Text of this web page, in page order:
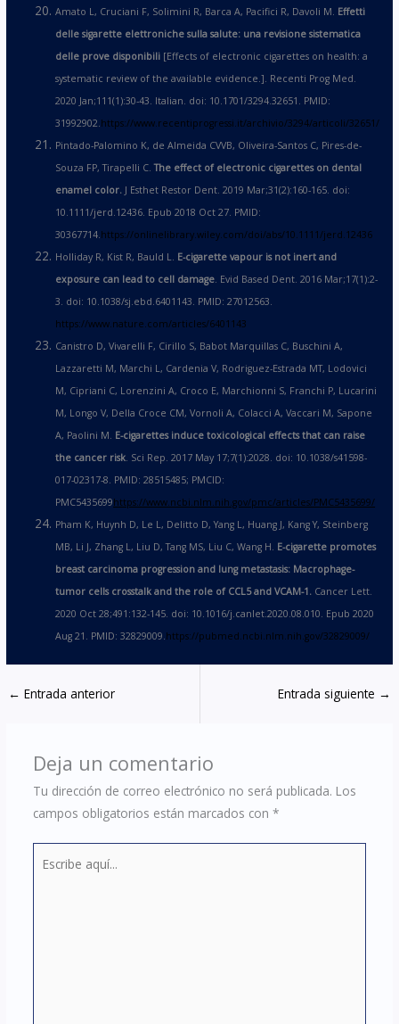
Amato L, Cruciani F, Solimini R, Barca A, Pacifici R, Davoli M. Effetti
delle sigarette elettroniche sulla salute: una revisione sistematica
delle prove disponibili [Effects of electronic cigarettes on health: a
systematic review of the available evidence.]. Recenti Prog Med.
2020 Jan;111(1):30-43. Italian. doi: 10.1701/3294.32651. PMID:
31992902.https://www.recentiprogressi.it/archivio/3294/articoli/32651/
Pintado-Palomino K, de Almeida CVVB, Oliveira-Santos C, Pires-de-
Souza FP, Tirapelli C.The effect of electronic cigarettes on dental
enamel color. J Esthet Restor Dent. 2019 Mar;31(2):160-165. doi:
10.1111/jerd.12436. Epub 2018 Oct 27. PMID:
30367714.https://onlinelibrary.wiley.com/doi/abs/10.1111/jerd.12436
Holliday R, Kist R, Bauld L. E-cigarette vapour is not inert and
exposure can lead to cell damage. Evid Based Dent. 2016 Mar;17(1):2-
3. doi: 10.1038/sj.ebd.6401143. PMID: 27012563.
https://www.nature.com/articles/6401143
Canistro D, Vivarelli F, Cirillo S, Babot Marquillas C, Buschini A,
Lazzaretti M, Marchi L, Cardenia V, Rodriguez-Estrada MT, Lodovici
M, Cipriani C, Lorenzini A, Croco E, Marchionni S, Franchi P, Lucarini
M, Longo V, Della Croce CM, Vornoli A, Colacci A, Vaccari M, Sapone
A, Paolini M. E-cigarettes induce toxicological effects that can raise
the cancer risk. Sci Rep. 2017 May 17;7(1):2028. doi: 10.1038/s41598-
017-02317-8. PMID: 28515485; PMCID:
PMC5435699https://www.ncbi.nlm.nih.gov/pmc/articles/PMC5435699/
Pham K, Huynh D, Le L, Delitto D, Yang L, Huang J, Kang Y, Steinberg
MB, Li J, Zhang L, Liu D, Tang MS, Liu C, Wang H. E-cigarette promotes
breast carcinoma progression and lung metastasis: Macrophage-
tumor cells crosstalk and the role of CCL5 and VCAM-1. Cancer Lett.
2020 Oct 28;491:132-145. doi: 10.1016/j.canlet.2020.08.010. Epub 2020
Aug 21. PMID: 32829009.https://pubmed.ncbi.nlm.nih.gov/32829009/
← Entrada anterior Entrada siguiente →
Deja un comentario
Tu dirección de correo electrónico no será publicada. Los
campos obligatorios están marcados con *